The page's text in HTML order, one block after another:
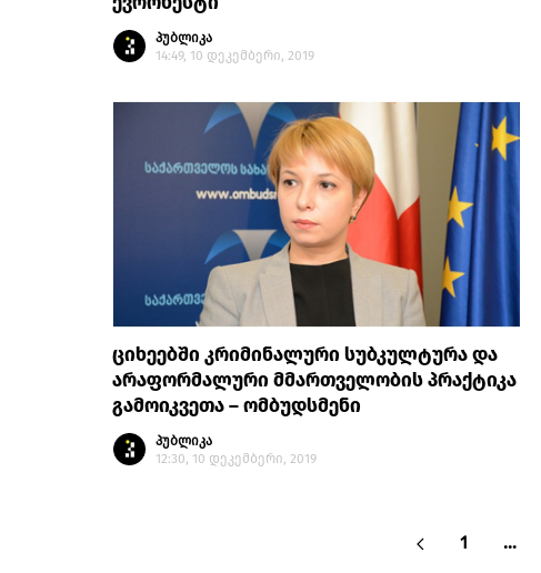
პუბლიკა
14:49, 10 დეკემბერი, 2019
ციხეებში კრიმინალური სუბკულტურა და
არაფორმალური მმართველობის პრაქტიკა
გამოიკვეთა – ომბუდსმენი
პუბლიკა
12:30, 10 დეკემბერი, 2019
1 …